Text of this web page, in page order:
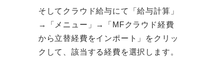
そしてクラウド給与にて「給与計算」
→「メニュー」→「MFクラウド経費
から立替経費をインポート」をクリッ
クして、該当する経費を選択します。